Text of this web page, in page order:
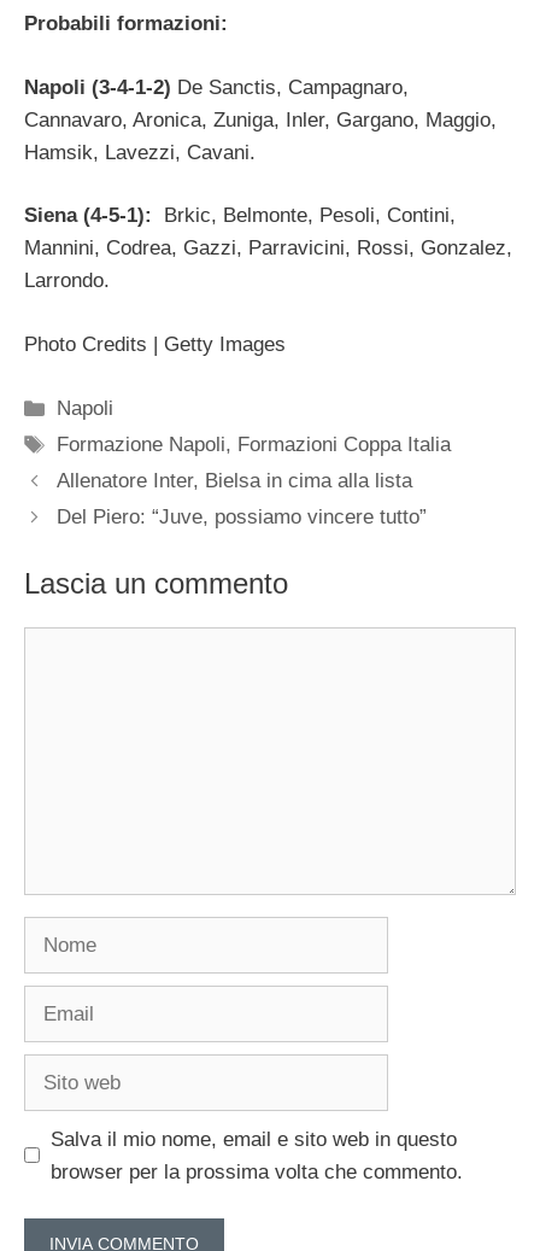
Probabili formazioni:
Napoli (3-4-1-2) De Sanctis, Campagnaro,
Cannavaro, Aronica, Zuniga, Inler, Gargano, Maggio,
Hamsik, Lavezzi, Cavani.
Siena (4-5-1):
Brkic, Belmonte, Pesoli, Contini,
Mannini, Codrea, Gazzi, Parravicini, Rossi, Gonzalez,
Larrondo.
Photo Credits | Getty Images
Categorie
Napoli
Tag
Formazione Napoli, Formazioni Coppa Italia
Allenatore Inter, Bielsa in cima alla lista
Del Piero: “Juve, possiamo vincere tutto”
Lascia un commento
Nome
Email
Sito
Salva il mio nome, email e sito web in questo
browser per la prossima volta che commento.